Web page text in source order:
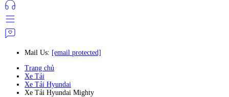
Mail Us: [email protected]
Trang chủ
Xe Tải
Xe Tải Hyundai
Xe Tải Hyundai Mighty